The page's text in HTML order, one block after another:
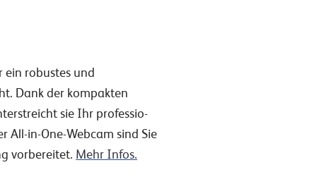
ein robustes und
Dank der kompakten
sie Ihr professio-
All-in-One-Webcam sind Sie
vorbereitet. Mehr Infos.